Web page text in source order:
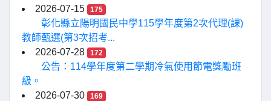
2026-07-15
175
彰化縣立陽明國民中學115學年度第2次代理(課)
教師甄選(第3次招考...
2026-07-28
172
公告：114學年度第二學期冷氣使用節電獎勵班
級。
2026-07-30
169